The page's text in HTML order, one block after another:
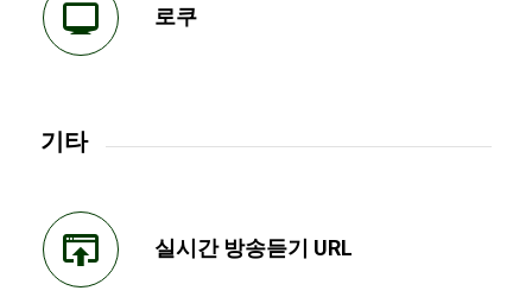
로쿠
기타
실시간 방송듣기 URL